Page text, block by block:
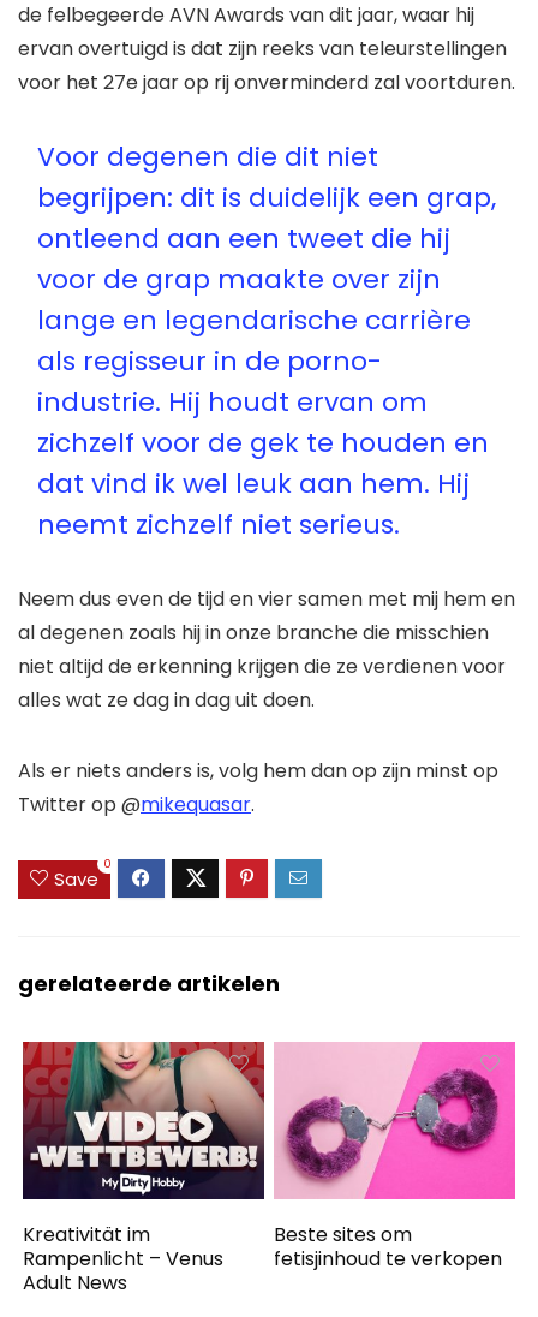
de felbegeerde AVN Awards van dit jaar, waar hij
ervan overtuigd is dat zijn reeks van teleurstellingen
voor het 27e jaar op rij onverminderd zal voortduren.
Voor degenen die dit niet
begrijpen: dit is duidelijk een grap,
ontleend aan een tweet die hij
voor de grap maakte over zijn
lange en legendarische carrière
als regisseur in de porno-
industrie. Hij houdt ervan om
zichzelf voor de gek te houden en
dat vind ik wel leuk aan hem. Hij
neemt zichzelf niet serieus.
Neem dus even de tijd en vier samen met mij hem en
al degenen zoals hij in onze branche die misschien
niet altijd de erkenning krijgen die ze verdienen voor
alles wat ze dag in dag uit doen.
Als er niets anders is, volg hem dan op zijn minst op
Twitter op @mikequasar.
Save
0
gerelateerde artikelen
Kreativität im
Rampenlicht – Venus
Adult News
Beste sites om
fetisjinhoud te verkopen